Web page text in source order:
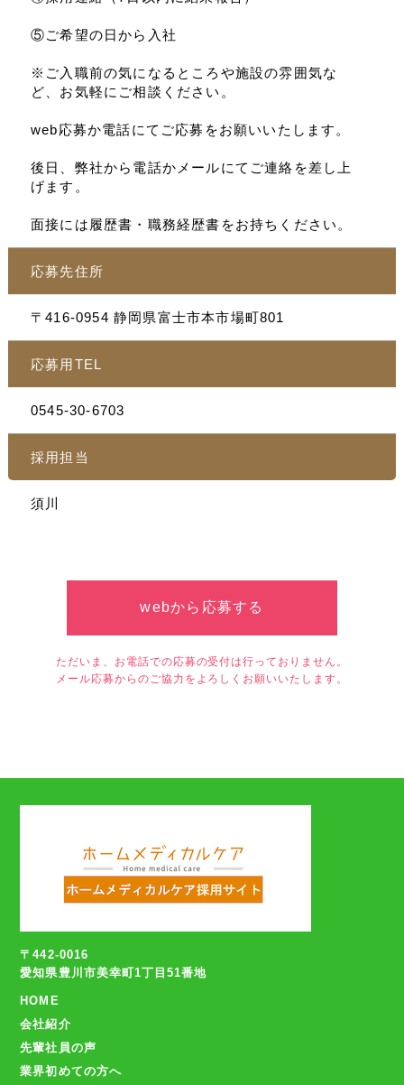
⑤ご希望の日から入社
※ご入職前の気になるところや施設の雰囲気な
ど、お気軽にご相談ください。
web応募か電話にてご応募をお願いいたします。
後日、弊社から電話かメールにてご連絡を差し上
げます。
面接には履歴書・職務経歴書をお持ちください。
応募先住所
〒416-0954 静岡県富士市本市場町801
応募用TEL
0545-30-6703
採用担当
須川
webから応募する
ただいま、お電話での応募の受付は行っておりません。
メール応募からのご協力をよろしくお願いいたします。
〒442-0016
愛知県豊川市美幸町1丁目51番地
HOME
会社紹介
先輩社員の声
業界初めての方へ